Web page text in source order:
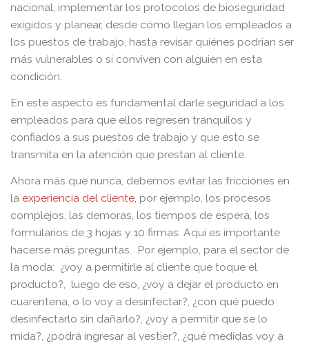
nacional, implementar los protocolos de bioseguridad
exigidos y planear, desde cómo llegan los empleados a
los puestos de trabajo, hasta revisar quiénes podrían ser
más vulnerables o si conviven con alguien en esta
condición.
En este aspecto es fundamental darle seguridad a los
empleados para que ellos regresen tranquilos y
confiados a sus puestos de trabajo y que esto se
transmita en la atención que prestan al cliente.
Ahora más que nunca, debemos evitar las fricciones en
la experiencia del cliente, por ejemplo, los procesos
complejos, las demoras, los tiempos de espera, los
formularios de 3 hojas y 10 firmas. Aquí es importante
hacerse más preguntas. Por ejemplo, para el sector de
la moda: ¿voy a permitirle al cliente que toque el
producto?, luego de eso, ¿voy a dejar el producto en
cuarentena, o lo voy a desinfectar?, ¿con qué puedo
desinfectarlo sin dañarlo?, ¿voy a permitir que se lo
mida?, ¿podrá ingresar al vestier?, ¿qué medidas voy a